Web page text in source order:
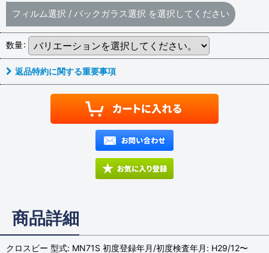
フィルム選択 / バックガラス選択 を選択してください
数量:
返品特約に関する重要事項
商品詳細
クロスビー 型式: MN71S 初度登録年月/初度検査年月: H29/12〜